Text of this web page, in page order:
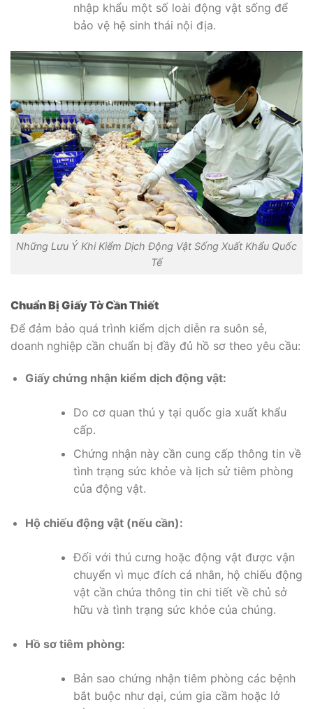
nhập khẩu một số loài động vật sống để
bảo vệ hệ sinh thái nội địa.
Những Lưu Ý Khi Kiểm Dịch Động Vật Sống Xuất Khẩu Quốc
Tế
Chuẩn Bị Giấy Tờ Cần Thiết
Để đảm bảo quá trình kiểm dịch diễn ra suôn sẻ,
doanh nghiệp cần chuẩn bị đầy đủ hồ sơ theo yêu cầu:
Giấy chứng nhận kiểm dịch động vật:
Do cơ quan thú y tại quốc gia xuất khẩu
cấp.
Chứng nhận này cần cung cấp thông tin về
tình trạng sức khỏe và lịch sử tiêm phòng
của động vật.
Hộ chiếu động vật (nếu cần):
Đối với thú cưng hoặc động vật được vận
chuyển vì mục đích cá nhân, hộ chiếu động
vật cần chứa thông tin chi tiết về chủ sở
hữu và tình trạng sức khỏe của chúng.
Hồ sơ tiêm phòng:
Bản sao chứng nhận tiêm phòng các bệnh
bắt buộc như dại, cúm gia cầm hoặc lở